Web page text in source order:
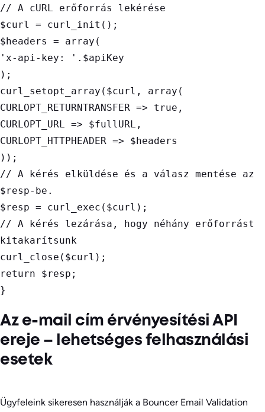
// A cURL erőforrás lekérése
$curl = curl_init();
$headers = array(
'x-api-key: '.$apiKey
);
curl_setopt_array($curl, array(
CURLOPT_RETURNTRANSFER => true,
CURLOPT_URL => $fullURL,
CURLOPT_HTTPHEADER => $headers
));
// A kérés elküldése és a válasz mentése az
$resp-be.
$resp = curl_exec($curl);
// A kérés lezárása, hogy néhány erőforrást
kitakarítsunk
curl_close($curl);
return $resp;
}
Az e-mail cím érvényesítési API
ereje – lehetséges felhasználási
esetek
Ügyfeleink sikeresen használják a Bouncer Email Validation